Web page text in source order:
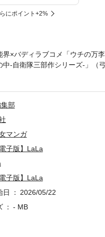
にポイント+2%
×バディラブコメ「ウチの万
中-自衛隊三部作シリーズ-」
弾「緑川ゆき×弓きいろ」！ ★
！異種族バディ契約譚「使い魔
ない」（青木じゅもく）50P
版のページ数とは違っている場
部
マンガ
電子版】LaLa
電子版】LaLa
日
2026/05/22
- MB